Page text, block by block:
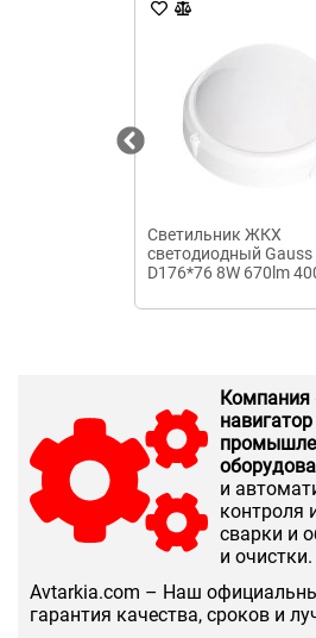
Светильник ЖКХ
светодиодный Gauss
D176*76 8W 670lm
Компания
и
контроля
сварки и
и очистки.
Аvtarkia.com – Наш
гарантия качества, сроков и